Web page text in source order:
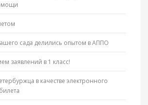
сада делились опытом в АППО
заявлений в 1 класс!
в качестве электронного